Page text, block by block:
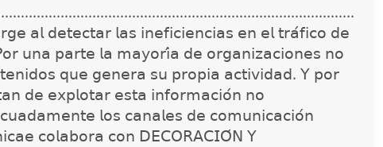
𝖺𝗅 𝖽𝖾𝗍𝖾𝖼𝗍𝖺𝗋 𝗅𝖺𝗌 𝗂𝗇𝖾𝖿𝗂𝖼𝗂𝖾𝗇𝖼𝗂𝖺𝗌 𝖾𝗇 𝖾𝗅 𝗍𝗋𝖺́𝖿𝗂𝖼𝗈 𝖽𝖾
𝗎𝗇𝖺 𝗉𝖺𝗋𝗍𝖾 𝗅𝖺 𝗆𝖺𝗒𝗈𝗋𝗂́𝖺 𝖽𝖾 𝗈𝗋𝗀𝖺𝗇𝗂𝗓𝖺𝖼𝗂𝗈𝗇𝖾𝗌 𝗇𝗈
𝗊𝗎𝖾 𝗀𝖾𝗇𝖾𝗋𝖺 𝗌𝗎 𝗉𝗋𝗈𝗉𝗂𝖺 𝖺𝖼𝗍𝗂𝗏𝗂𝖽𝖺𝖽. 𝖸 𝗉𝗈𝗋
𝖽𝖾 𝖾𝗑𝗉𝗅𝗈𝗍𝖺𝗋 𝖾𝗌𝗍𝖺 𝗂𝗇𝖿𝗈𝗋𝗆𝖺𝖼𝗂𝗈́𝗇 𝗇𝗈
𝗅𝗈𝗌 𝖼𝖺𝗇𝖺𝗅𝖾𝗌 𝖽𝖾 𝖼𝗈𝗆𝗎𝗇𝗂𝖼𝖺𝖼𝗂𝗈́𝗇
𝖼𝗈𝗅𝖺𝖻𝗈𝗋𝖺 𝖼𝗈𝗇 𝖣𝖤𝖢𝖮𝖱𝖠𝖢𝖨𝖮́𝖭 𝖸